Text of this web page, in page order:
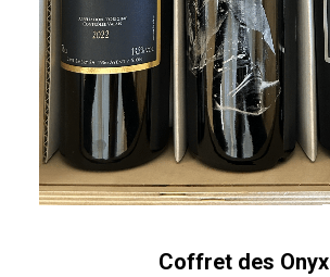
Coffret des Onyx